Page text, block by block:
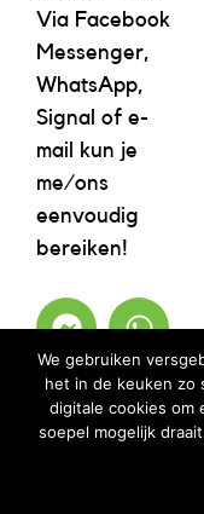
Via Facebook
Messenger,
WhatsApp,
Signal of e-
mail kun je
me/ons
eenvoudig
bereiken!
©2023 REBELICIOUS –
We gebruiken
het in de keuken zo
digitale cookies om
soepel mogelijk